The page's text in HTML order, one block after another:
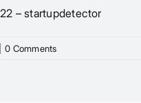
– startupdetector
0 Comments